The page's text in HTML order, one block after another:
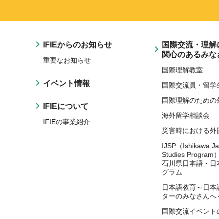
IFIEからのお知らせ
重要なお知らせ
イベント情報
IFIEについて
IFIEの事業紹介
国際交流・理解
関心のあるみな
国際理解教室
国際交流員・留学
国際理解のための
海外留学相談会
災害時における外
IJSP（Ishikawa
Studies Program
石川県日本語・日
グラム
日本語教育～日
ターのみなさんへ
国際交流イベント